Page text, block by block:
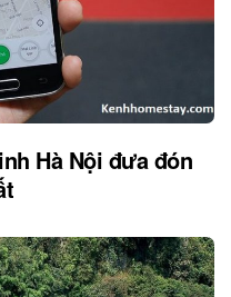
Hà Nội đưa đón